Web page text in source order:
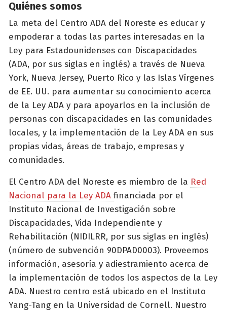
Quiénes somos
La meta del Centro ADA del Noreste es educar y
empoderar a todas las partes interesadas en la
Ley para Estadounidenses con Discapacidades
(ADA, por sus siglas en inglés) a través de Nueva
York, Nueva Jersey, Puerto Rico y las Islas Vírgenes
de EE. UU. para aumentar su conocimiento acerca
de la Ley ADA y para apoyarlos en la inclusión de
personas con discapacidades en las comunidades
locales, y la implementación de la Ley ADA en sus
propias vidas, áreas de trabajo, empresas y
comunidades.
El Centro ADA del Noreste es miembro de la Red
Nacional para la Ley ADA financiada por el
Instituto Nacional de Investigación sobre
Discapacidades, Vida Independiente y
Rehabilitación (NIDILRR, por sus siglas en inglés)
(número de subvención 90DPAD0003). Proveemos
información, asesoría y adiestramiento acerca de
la implementación de todos los aspectos de la Ley
ADA. Nuestro centro está ubicado en el Instituto
Yang-Tang en la Universidad de Cornell. Nuestro